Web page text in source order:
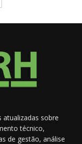
sobre
técnico,
de gestão, análise